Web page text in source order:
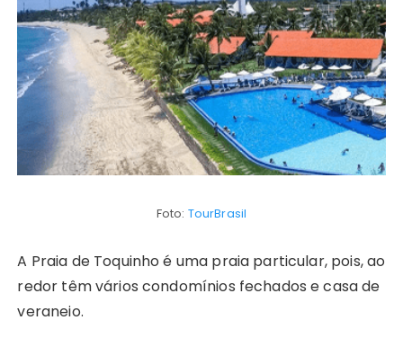
Foto: TourBrasil
A Praia de Toquinho é uma praia particular, pois, ao
redor têm vários condomínios fechados e casa de
veraneio.